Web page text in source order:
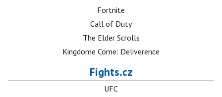
Fortnite
Call of Duty
The Elder Scrolls
Kingdome Come: Deliverence
Fights.cz
UFC